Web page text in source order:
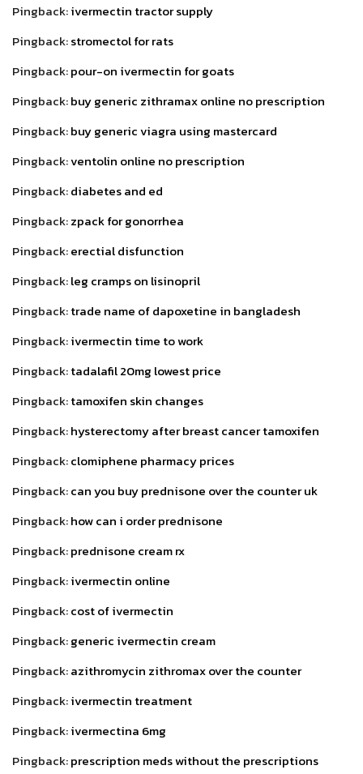
Pingback:ivermectin tractor supply
Pingback:stromectol for rats
Pingback:pour-on ivermectin for goats
Pingback:buy generic zithramax online no prescription
Pingback:buy generic viagra using mastercard
Pingback:ventolin online no prescription
Pingback:diabetes and ed
Pingback:zpack for gonorrhea
Pingback:erectial disfunction
Pingback:leg cramps on lisinopril
Pingback:trade name of dapoxetine in bangladesh
Pingback:ivermectin time to work
Pingback:tadalafil 20mg lowest price
Pingback:tamoxifen skin changes
Pingback:hysterectomy after breast cancer tamoxifen
Pingback:clomiphene pharmacy prices
Pingback:can you buy prednisone over the counter uk
Pingback:how can i order prednisone
Pingback:prednisone cream rx
Pingback:ivermectin online
Pingback:cost of ivermectin
Pingback:generic ivermectin cream
Pingback:azithromycin zithromax over the counter
Pingback:ivermectin treatment
Pingback:ivermectina 6mg
Pingback:prescription meds without the prescriptions